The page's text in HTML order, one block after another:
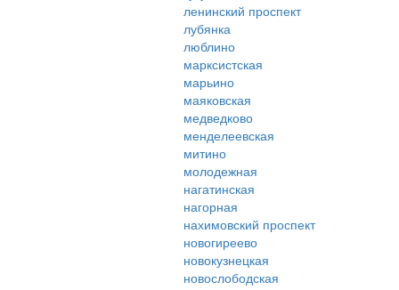
ленинский проспект
лубянка
люблино
марксистская
марьино
маяковская
медведково
менделеевская
митино
молодежная
нагатинская
нагорная
нахимовский проспект
новогиреево
новокузнецкая
новослободская